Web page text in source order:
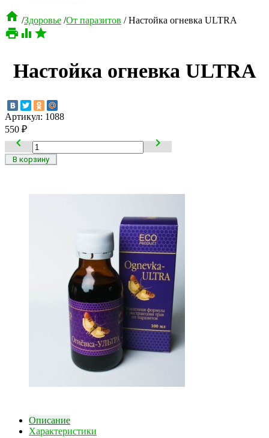
 /Здоровье /От паразитов /Настойка огневка ULTRA
  
Настойка огневка ULTRA
Артикул: 1088
550 ₽
 
Описание
Характеристики